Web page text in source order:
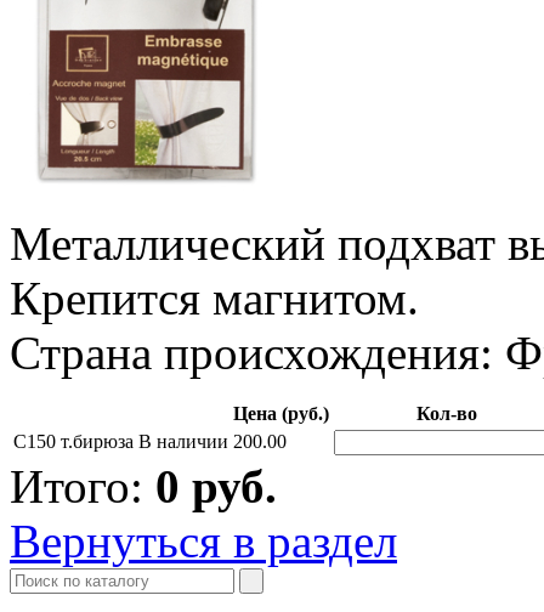
Металлический подхват
Крепится магнитом.
Страна происхождения:
Цена (руб.)
Кол-во
С150 т.бирюза В наличии 200.00
Итого: 0 руб.
Вернуться в раздел